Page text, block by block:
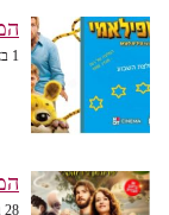
1 באוגוסט 2026
28 ביולי 2026